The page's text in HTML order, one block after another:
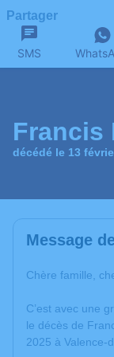
Partager
SMS
Francis
décédé le 13
Message
Chère famille,
C’est avec une
le décès de
2025 à Valence-